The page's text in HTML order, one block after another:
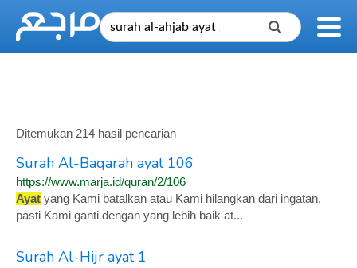
Ditemukan 214 hasil pencarian
Surah Al-Baqarah ayat 106
https://www.marja.id/quran/2/106
Ayat yang Kami batalkan atau Kami hilangkan dari ingatan,
pasti Kami ganti dengan yang lebih baik at...
Surah Al-Hijr ayat 1